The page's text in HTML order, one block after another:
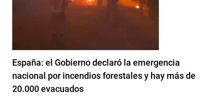
España: el Gobierno declaró la emergencia
nacional por incendios forestales y hay más de
20.000 evacuados